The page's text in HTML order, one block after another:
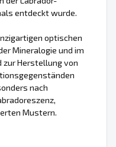
entdeckt wurde.
optischen
Mineralogie und im
zur Herstellung von
nach
Mustern.